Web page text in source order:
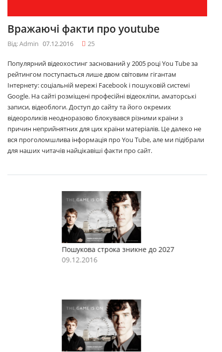
Вражаючі факти про youtube
Від: Admin 07.12.2016 25
Популярний відеохостинг заснований у 2005 році You Tube за
рейтингом поступається лише двом світовим гігантам
Інтернету: соціальній мережі Facebook і пошуковій системі
Google. На сайті розміщені професійні відеокліпи, аматорські
записи, відеоблоги. Доступ до сайту та його окремих
відеороликів неодноразово блокувався різними країни з
причин неприйнятних для цих країни матеріалів. Це далеко не
вся проголомшлива інформація про You Tube, але ми підібрали
для наших читачів найцікавіші факти про сайт.
Пошукова строка зникне до 2027